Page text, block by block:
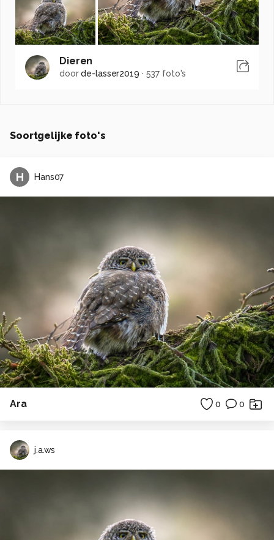
Dieren
doorde-lasser2019 · 537 foto's
Soortgelijke foto's
H Hans07
Ara 0 0
j.a.ws